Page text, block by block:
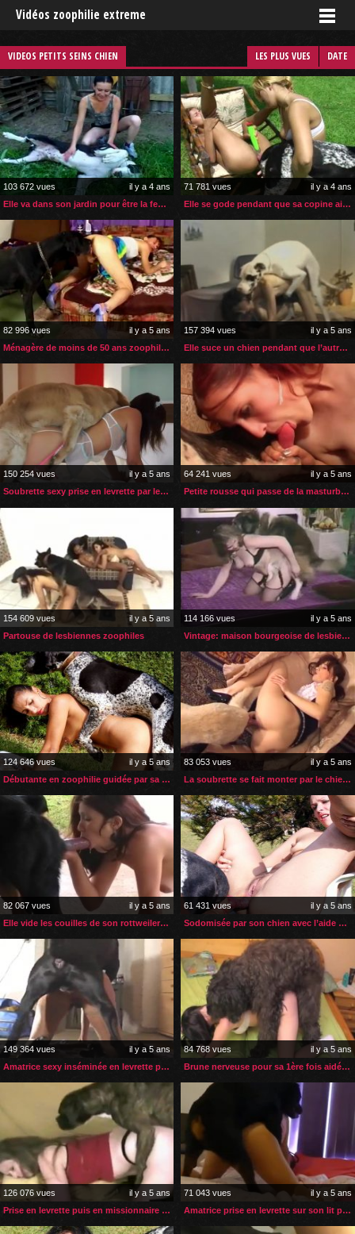
Vidéos zoophilie extreme
VIDEOS PETITS SEINS CHIEN LES PLUS VUES DATE
103 672 vues
il y a 4 ans
Elle va dans son jardin pour être la femelle de son chien
71 781 vues
il y a 4 ans
Elle se gode pendant que sa copine aide son chien à la sodomiser
82 996 vues
il y a 5 ans
Ménagère de moins de 50 ans zoophile enculée par son chien
157 394 vues
il y a 5 ans
Elle suce un chien pendant que l’autre la prend en levrette
150 254 vues
il y a 5 ans
Soubrette sexy prise en levrette par le chien de sa patronne
64 241 vues
il y a 5 ans
Petite rousse qui passe de la masturbation à la zoophilie
154 609 vues
il y a 5 ans
Partouse de lesbiennes zoophiles
114 166 vues
il y a 5 ans
Vintage: maison bourgeoise de lesbiennes zoophiles
124 646 vues
il y a 5 ans
Débutante en zoophilie guidée par sa belle-mère experte
83 053 vues
il y a 5 ans
La soubrette se fait monter par le chien de la famille
82 067 vues
il y a 5 ans
Elle vide les couilles de son rottweiler avec la bouche
61 431 vues
il y a 5 ans
Sodomisée par son chien avec l’aide de sa bonne
149 364 vues
il y a 5 ans
Amatrice sexy inséminée en levrette par son doberman
84 768 vues
il y a 5 ans
Brune nerveuse pour sa 1ère fois aidée par ses copines
126 076 vues
il y a 5 ans
Prise en levrette puis en missionnaire par son chien
71 043 vues
il y a 5 ans
Amatrice prise en levrette sur son lit par le rottweiler